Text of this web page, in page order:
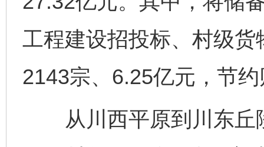
工程建设招投标、村级
2143宗、6.25亿元，节
从川西平原到川东丘